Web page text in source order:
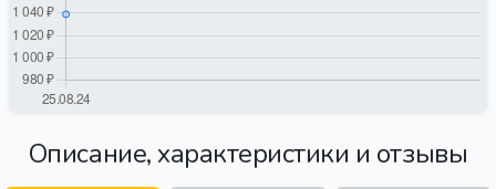
Описание, характеристики и отзывы